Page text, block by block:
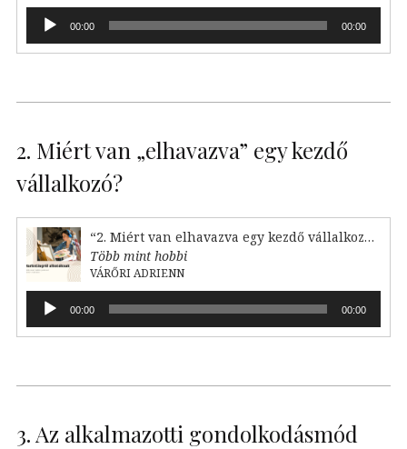
Audió
lejátszó00:00 00:00
2. Miért van „elhavazva” egy kezdő
vállalkozó?
“2. Miért van elhavazva egy kezdő vállalkozó?”
Több mint hobbi
VÁRŐRI ADRIENN
Audió
lejátszó00:00 00:00
3. Az alkalmazotti gondolkodásmód